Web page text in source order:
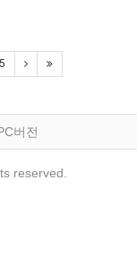
버전
reserved.